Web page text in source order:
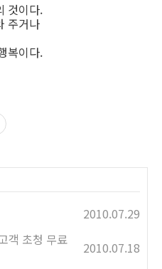
것이다.
주거나
복이다.
2010.07.29
객 초청 무료
2010.07.18